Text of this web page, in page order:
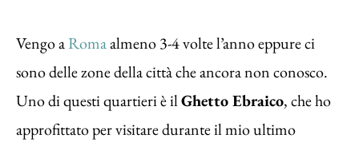
Vengo aRomaalmeno 3-4 volte l’anno eppure ci
sono delle zone della città che ancora non conosco.
Uno di questi quartieri è ilGhetto Ebraico, che ho
approfittato per visitare durante il mio ultimo